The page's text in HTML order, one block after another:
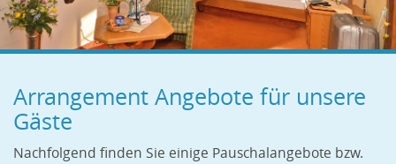
Arrangement Angebote für unsere
Gäste
Nachfolgend finden Sie einige Pauschalangebote bzw.